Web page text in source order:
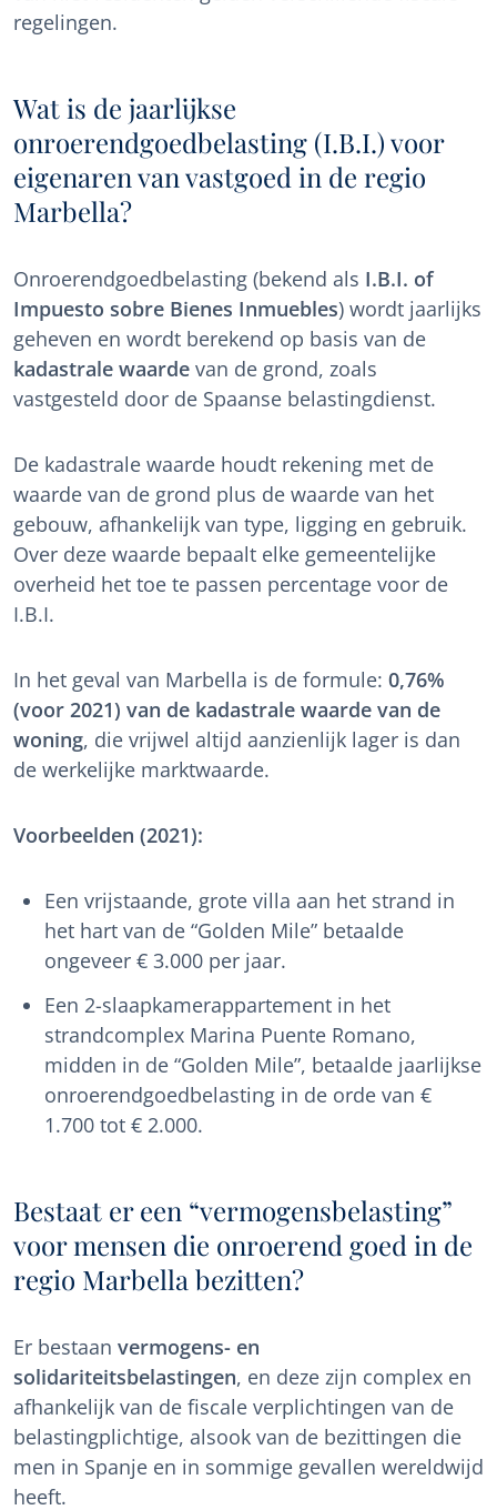
regelingen.
Wat is de jaarlijkse
onroerendgoedbelasting (I.B.I.) voor
eigenaren van vastgoed in de regio
Marbella?
Onroerendgoedbelasting (bekend als I.B.I. of
Impuesto sobre Bienes Inmuebles) wordt jaarlijks
geheven en wordt berekend op basis van de
kadastrale waarde van de grond, zoals
vastgesteld door de Spaanse belastingdienst.
De kadastrale waarde houdt rekening met de
waarde van de grond plus de waarde van het
gebouw, afhankelijk van type, ligging en gebruik.
Over deze waarde bepaalt elke gemeentelijke
overheid het toe te passen percentage voor de
I.B.I.
In het geval van Marbella is de formule: 0,76%
(voor 2021) van de kadastrale waarde van de
woning, die vrijwel altijd aanzienlijk lager is dan
de werkelijke marktwaarde.
Voorbeelden (2021):
Een vrijstaande, grote villa aan het strand in
het hart van de “Golden Mile” betaalde
ongeveer € 3.000 per jaar.
Een 2-slaapkamerappartement in het
strandcomplex Marina Puente Romano,
midden in de “Golden Mile”, betaalde jaarlijkse
onroerendgoedbelasting in de orde van €
1.700 tot € 2.000.
Bestaat er een “vermogensbelasting”
voor mensen die onroerend goed in de
regio Marbella bezitten?
Er bestaan vermogens- en
solidariteitsbelastingen, en deze zijn complex en
afhankelijk van de fiscale verplichtingen van de
belastingplichtige, alsook van de bezittingen die
men in Spanje en in sommige gevallen wereldwijd
heeft.